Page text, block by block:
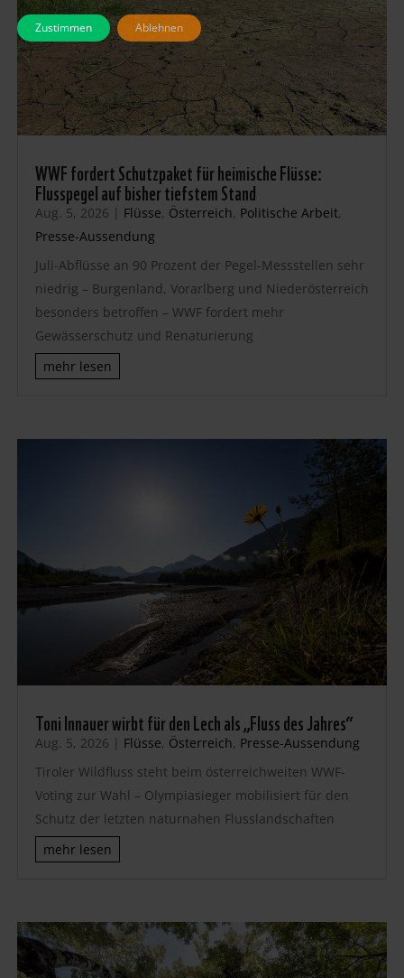
WWF fordert Schutzpaket für heimische Flüsse:
Flusspegel auf bisher tiefstem Stand
Aug. 5, 2026 | Flüsse, Österreich, Politische Arbeit,
Presse-Aussendung
Juli-Abflüsse an 90 Prozent der Pegel-Messstellen sehr
niedrig – Burgenland, Vorarlberg und Niederösterreich
besonders betroffen – WWF fordert mehr
Gewässerschutz und Renaturierung
mehr lesen
Toni Innauer wirbt für den Lech als „Fluss des Jahres“
Aug. 5, 2026 | Flüsse, Österreich, Presse-Aussendung
Tiroler Wildfluss steht beim österreichweiten WWF-
Voting zur Wahl – Olympiasieger mobilisiert für den
Schutz der letzten naturnahen Flusslandschaften
mehr lesen
Zustimmen Ablehnen